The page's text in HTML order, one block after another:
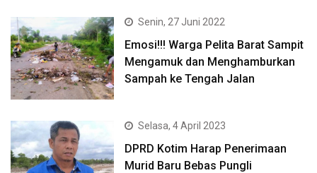
Senin, 27 Juni 2022
Emosi!!! Warga Pelita Barat Sampit
Mengamuk dan Menghamburkan
Sampah ke Tengah Jalan
Selasa, 4 April 2023
DPRD Kotim Harap Penerimaan
Murid Baru Bebas Pungli